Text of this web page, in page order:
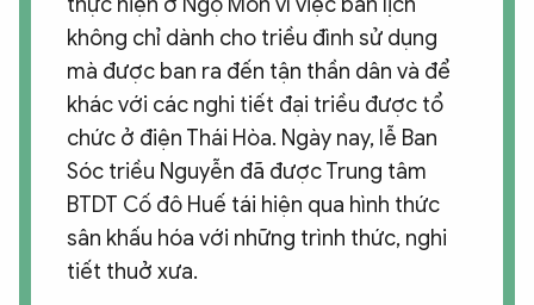
không chỉ dành cho triều đình sử dụng
mà được ban ra đến tận thần dân và để
khác với các nghi tiết đại triều được tổ
chức ở điện Thái Hòa. Ngày nay, lễ Ban
Sóc triều Nguyễn đã được Trung tâm
BTDT Cố đô Huế tái hiện qua hình thức
sân khấu hóa với những trình thức, nghi
tiết thuở xưa.